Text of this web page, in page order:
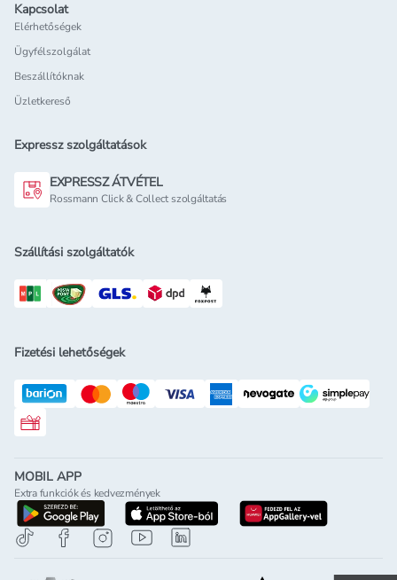
Kapcsolat
Elérhetőségek
Ügyfélszolgálat
Beszállítóknak
Üzletkereső
Expressz szolgáltatások
EXPRESSZ ÁTVÉTEL
Rossmann Click & Collect szolgáltatás
Szállítási szolgáltatók
Fizetési lehetőségek
Rossmann ajándékkártya
MOBIL APP
Extra funkciók és kedvezmények
letöltés a google-play-rölletöltés az app-store-ból
letöltés